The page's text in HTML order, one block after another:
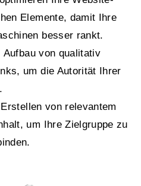
Elemente, damit Ihre
besser rankt.
Aufbau von qualitativ
um die Autorität Ihrer
von relevantem
um Ihre Zielgruppe zu